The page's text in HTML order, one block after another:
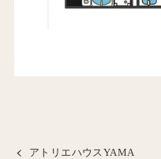
アトリエハウスYAMA